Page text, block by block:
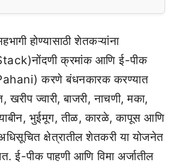
होण्यासाठी शेतकऱ्यांना
क्रमांक आणि ई-पीक
करणे बंधनकारक करण्यात
ज्वारी, बाजरी, नाचणी, मका,
भुईमूग, तीळ, कारळे, कापूस आणि
अधिसूचित क्षेत्रातील शेतकरी या योजनेत
ई-पीक पाहणी आणि विमा अर्जातील